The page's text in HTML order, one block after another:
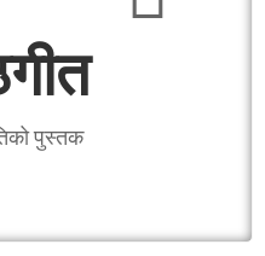
पुस्तक